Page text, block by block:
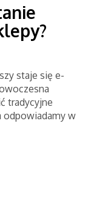
staje się e-
tradycyjne
odpowiadamy w